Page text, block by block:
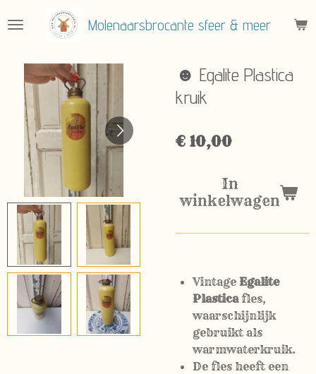
direct
hoofdinhoud
Molenaarsbrocante sfeer & meer
☻ Egalite Plastica
kruik
€ 10,00
In
winkelwagen
Vintage Egalite
Plasticafles,
waarschijnlijk
gebruikt als
warmwaterkruik.
De fles heeft een